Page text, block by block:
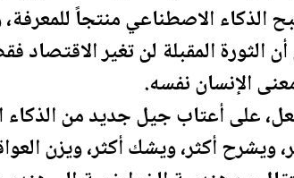
الذكاء الاصطناعي منتجاً للمعرفة،
الثورة المقبلة لن تغير الاقتصاد
الإنسان نفسه.
على أعتاب جيل جديد من
ويشرح أكثر، ويشك أكثر، ويزن